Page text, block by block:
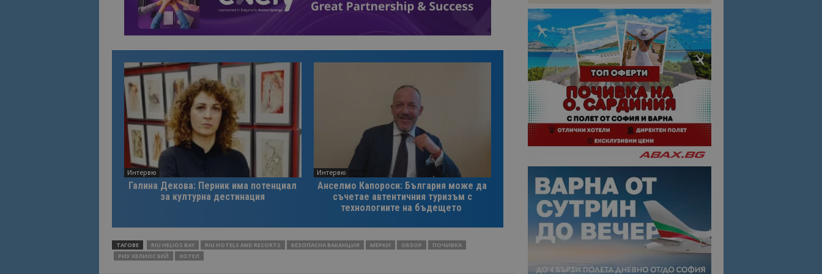
Интервю
Галина Декова: Перник има потенциал
за културна дестинация
Интервю
Анселмо Капороси: България може да
съчетае автентичния туризъм с
технологиите на бъдещето
ТАГОВЕ RIU HELIOS BAY RIU HOTELS AND RESORTS БЕЗОПАСНА ВАКАНЦИЯ МЕРКИ ОБЗОР
ПОЧИВКА
РИУ ХЕЛИОС БЕЙ
ХОТЕЛ